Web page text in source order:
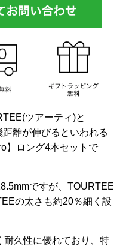
ツアーティ)と
離が伸びるといわれる
】ロング4本セットで
ですが、TOURTEE
の太さも約20％細く設
耐久性に優れており、特